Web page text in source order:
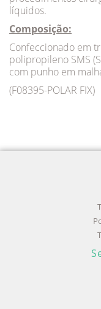
líquidos.
Composição:
Confeccionado em
polipropileno SMS
com punho em
(F08395-POLAR FIX)